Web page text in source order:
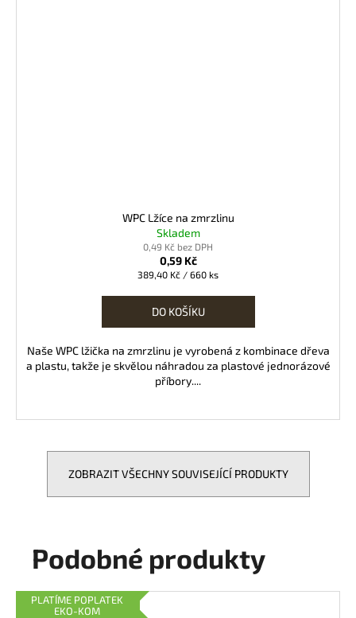
WPC Lžíce na zmrzlinu
Skladem
0,49 Kč bez DPH
0,59 Kč
Měrná
389,40 Kč / 660 ks
DO KOŠÍKU
Naše WPC lžička na zmrzlinu je vyrobená z kombinace dřeva
a plastu, takže je skvělou náhradou za plastové jednorázové
příbory....
ZOBRAZIT VŠECHNY SOUVISEJÍCÍ PRODUKTY
Podobné produkty
PLATÍME POPLATEK
EKO-KOM